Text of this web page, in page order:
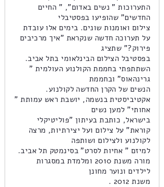
התערוכות " נשים באדום", " החיים
החדשים" שהופיעו בפסטיבלי
צילום ואומנות שונים. בימים אלו עובדת
על תערוכה חדשה שנקראת "איך מרכיבים
פירוק?" שתציג
בפסטיבל הצילום הבינלאומי בתל אביב.
השתתפתי בחממת הקולנוע העולמית "
גרינהאוס" ובחממת
הנשים של הקרן החדשה לקולנוע.
אקטיביסטית בנשמה, יושבת ראש עמותת "
אחותי" למען נשים
בישראל, כותבת בעיתון "פוליטיקלי
קוראת" על צילום ועל יצירתיות, מרצה
לקולנוע ולצילום ושותפה
למיזם " אחיות לסרט" בסינמטק תל אביב.
מורה משנת 2010 ומלמדת במסגרות
לילדים ונוער מחונן
משנת 2012 .